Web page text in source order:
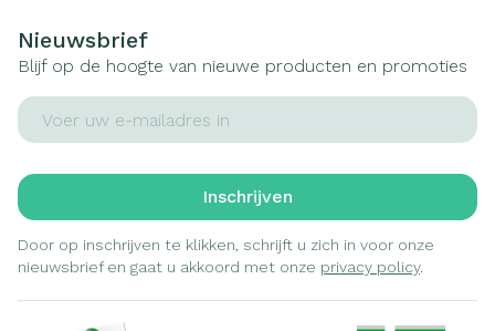
Nieuwsbrief
Blijf op de hoogte van nieuwe producten en promoties
E-mail adres
Inschrijven
Door op inschrijven te klikken, schrijft u zich in voor onze
nieuwsbrief en gaat u akkoord met onze privacy policy.